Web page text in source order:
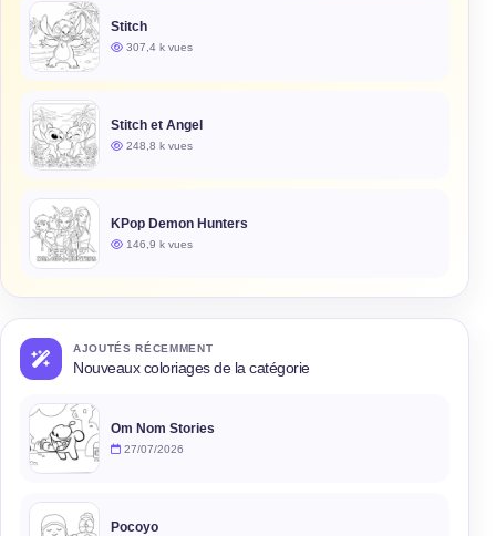
Stitch
307,4 k vues
Stitch et Angel
248,8 k vues
KPop Demon Hunters
146,9 k vues
AJOUTÉS RÉCEMMENT
Nouveaux coloriages de la catégorie
Om Nom Stories
27/07/2026
Pocoyo